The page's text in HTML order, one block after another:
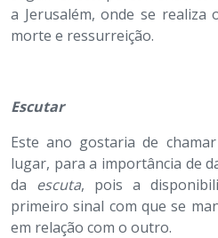
a Jerusalém, onde se realiza
morte e ressurreição.
Escutar
Este ano gostaria de
lugar, para a importância de
da escuta, pois a
primeiro sinal com que se
em relação com o outro.